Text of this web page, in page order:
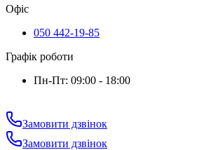
Офіс
050 442-19-85
Графік роботи
Пн-Пт: 09:00 - 18:00
Замовити дзвінок
Замовити дзвінок